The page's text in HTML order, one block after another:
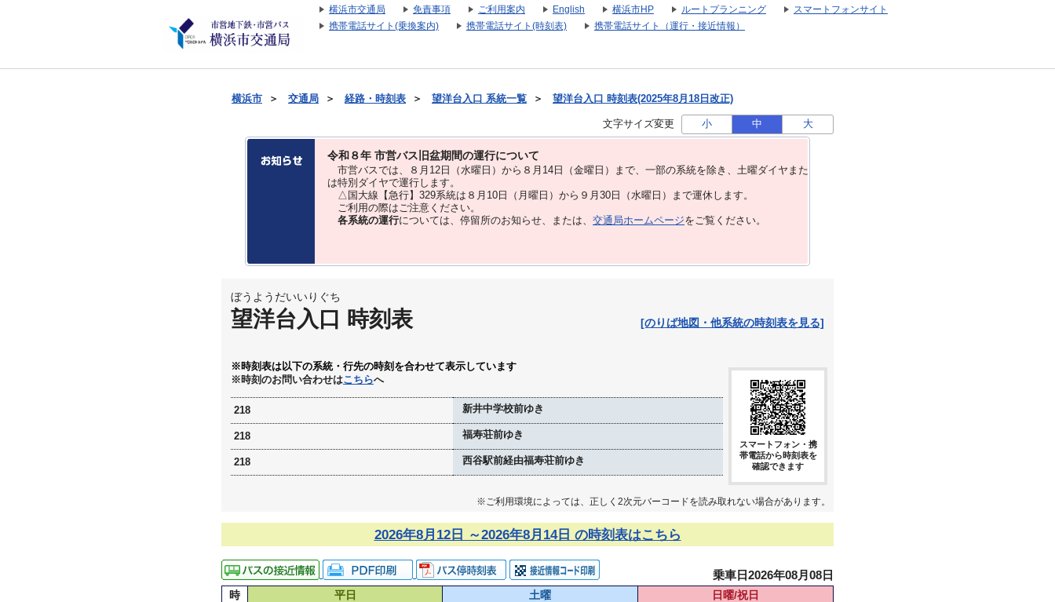
横浜市交通局 免責事項 ご利用案内 English 横浜市HP ルートプランニング
スマートフォンサイト
携帯電話サイト(乗換案内)
携帯電話サイト(時刻表) 携帯電話サイト（運行・接近情報）
横浜市 ＞ 交通局 ＞ 経路・時刻表 ＞ 望洋台入口 系統一覧 ＞ 望洋台入口 時刻表(2025年8月18日改正)
文字サイズ変更 小 中 大
令和８年 市営バス旧盆期間の運行について
市営バスでは、８⽉12⽇（水曜日）から８⽉14⽇（金曜日）まで、⼀部の系統を除き、⼟曜ダイヤまた
は特別ダイヤで運⾏します。
△国大線【急行】329系統は８月10日（月曜日）から９月30日（水曜日）まで運休します。
ご利用の際はご注意ください。
各系統の運行については、停留所のお知らせ、または、 交通局ホームページをご覧ください。
ぼうようだいいりぐち
望洋台入口 時刻表 [のりば地図・他系統の時刻表を見る]
※時刻表は以下の系統・行先の時刻を合わせて表示しています
※時刻のお問い合わせはこちらへ
218 新井中学校前ゆき
218 福寿荘前ゆき
218 西谷駅前経由福寿荘前ゆき
スマートフォン・携
帯電話から時刻表を
確認できます
※ご利用環境によっては、正しく2次元バーコードを読み取れない場合があります。
2026年8月12日 ～2026年8月14日 の時刻表はこちら
乗車日2026年08月08日
時 平日 土曜
日曜/祝日